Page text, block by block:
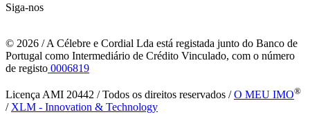
Siga-nos
© 2026 / A Célebre e Cordial Lda está registada junto do Banco de
Portugal como Intermediário de Crédito Vinculado, com o número
de registo 0006819
Licença AMI 20442 / Todos os direitos reservados /O MEU IMO®
/ XLM - Innovation & Technology